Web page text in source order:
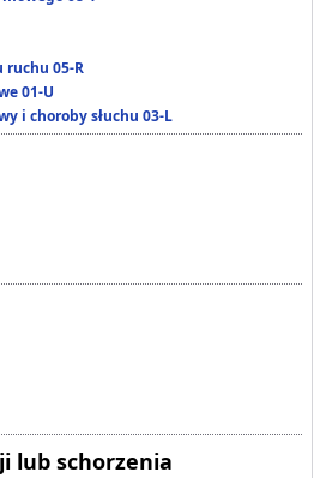
ruchu 05-R
01-U
i choroby słuchu 03-L
lub schorzenia